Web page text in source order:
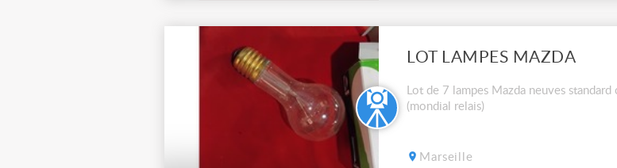
LOT LAMPES MAZDA
Lot de 7 lampes Mazda neuves
(mondial relais)
Marseille